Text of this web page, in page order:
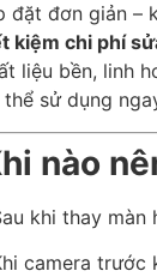
đặt đơn giản –
kiệm chi phí
liệu bền, linh
sử dụng
nào
khi thay màn
camera trước